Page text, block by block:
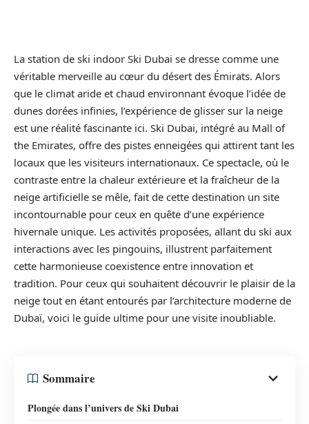
La station de ski indoor Ski Dubai se dresse comme une
véritable merveille au cœur du désert des Émirats. Alors
que le climat aride et chaud environnant évoque l’idée de
dunes dorées infinies, l’expérience de glisser sur la neige
est une réalité fascinante ici. Ski Dubai, intégré au Mall of
the Emirates, offre des pistes enneigées qui attirent tant les
locaux que les visiteurs internationaux. Ce spectacle, où le
contraste entre la chaleur extérieure et la fraîcheur de la
neige artificielle se mêle, fait de cette destination un site
incontournable pour ceux en quête d’une expérience
hivernale unique. Les activités proposées, allant du ski aux
interactions avec les pingouins, illustrent parfaitement
cette harmonieuse coexistence entre innovation et
tradition. Pour ceux qui souhaitent découvrir le plaisir de la
neige tout en étant entourés par l’architecture moderne de
Dubaï, voici le guide ultime pour une visite inoubliable.
Sommaire
Plongée dans l’univers de Ski Dubai